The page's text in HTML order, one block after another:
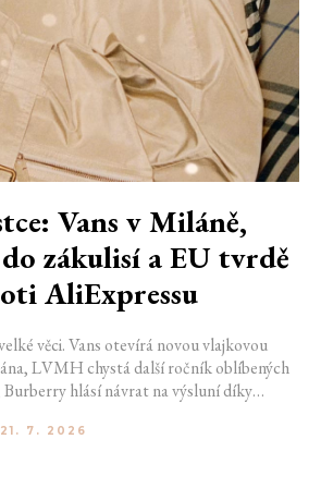
Vans v Miláně,
zákulisí a EU tvrdě
AliExpressu
věci. Vans otevírá novou vlajkovou
LVMH chystá další ročník oblíbených
hlásí návrat na výsluní díky
21. 7. 2026